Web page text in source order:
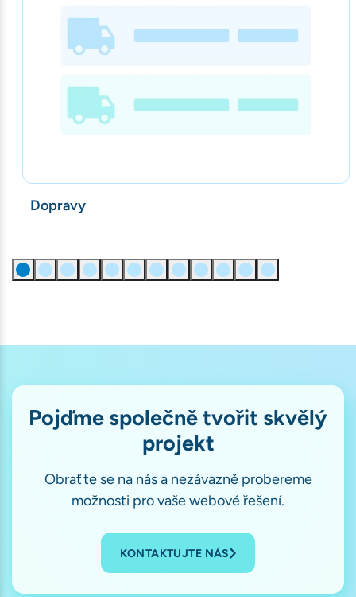
Dopravy
Pojďme společně tvořit skvělý
projekt
Obraťte se na nás a nezávazně probereme
možnosti pro vaše webové řešení.
KONTAKTUJTE NÁS